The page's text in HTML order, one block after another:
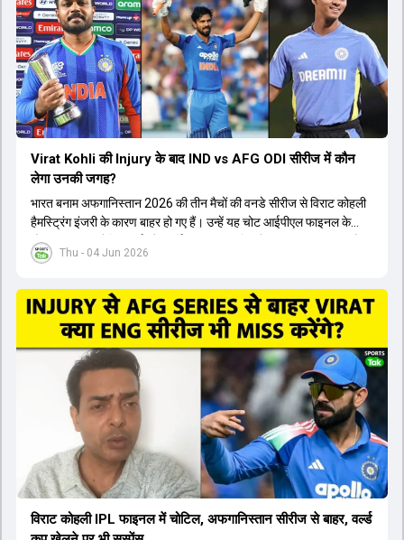
Thu - 04 Jun 2026
Virat Kohli की Injury के बाद IND vs AFG ODI सीरीज में कौन
लेगा उनकी जगह?
भारत बनाम अफगानिस्तान 2026 की तीन मैचों की वनडे सीरीज से विराट कोहली
हैमस्ट्रिंग इंजरी के कारण बाहर हो गए हैं। उन्हें यह चोट आईपीएल फाइनल के
दौरान लगी थी। रोहित शर्मा और हार्दिक पांड्या की फिटनेस पर भी अभी सवाल हैं,
इसलिए नंबर तीन पर कोहली की जगह एक मजबूत विकल्प खोजना जरूरी है। इस
रुतुराज गायकवाड़ 58.8 की लिस्ट ए औसत के साथ एक मजबूत विकल्प हैं। संजू
सैमसन भी बड़े दावेदार हैं, जिनका वनडे क्रिकेट में 56 से ज्यादा का औसत है।
यशस्वी जायसवाल को भी मौका मिल सकता है, हालांकि उनके बैटिंग ऑर्डर पर
विचार करना होगा। इसके अलावा 82 से ज्यादा की लिस्ट ए औसत वाले देवदत्त
पडिक्कल भी एक शानदार विकल्प हो सकते हैं। टीम मैनेजमेंट स्क्वाड में पहले से
मौजूद ईशान किशन को भी नंबर तीन पर खिलाने का फैसला कर सकती है।
विराट कोहली IPL फाइनल में चोटिल, अफगानिस्तान सीरीज से बाहर, वर्ल्ड